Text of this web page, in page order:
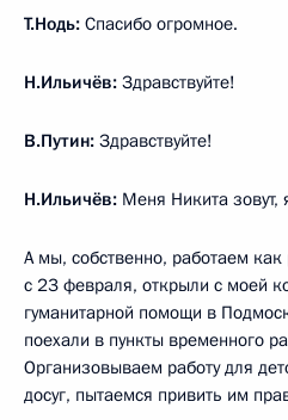
Т.Нодь: Спасибо огромное.
Н.Ильичёв: Здравствуйте!
В.Путин: Здравствуйте!
Н.Ильичёв: Меня Никита
А мы, собственно, работаем
с 23 февраля, открыли с моей
гуманитарной помощи в
поехали в пункты временного
Организовываем работу для
досуг, пытаемся привить им